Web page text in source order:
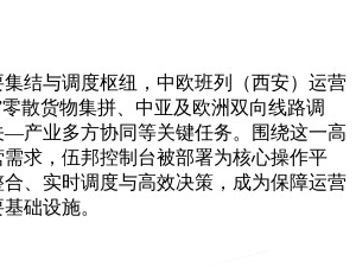
结与调度枢纽，中欧班列（西安）运营
散货物集拼、中亚及欧洲双向线路调
产业多方协同等关键任务。围绕这一高
求，伍邦控制台被部署为核心操作平
、实时调度与高效决策，成为保障运营
础设施。